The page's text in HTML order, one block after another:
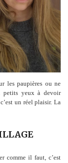
les paupières ou ne
petits yeux à devoir
un réel plaisir. La
comme il faut, c’est